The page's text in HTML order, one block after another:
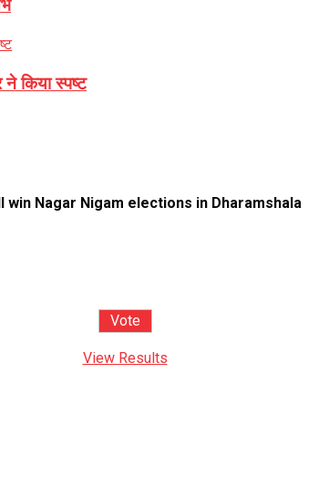
किया स्पष्ट
win Nagar Nigam elections in Dharamshala
View Results